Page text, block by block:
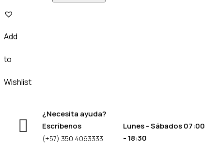
Add
to
Wishlist
¿Necesita ayuda?
Escríbenos
(+57) 350 4063333
Lunes - Sábados 07:00
- 18:30